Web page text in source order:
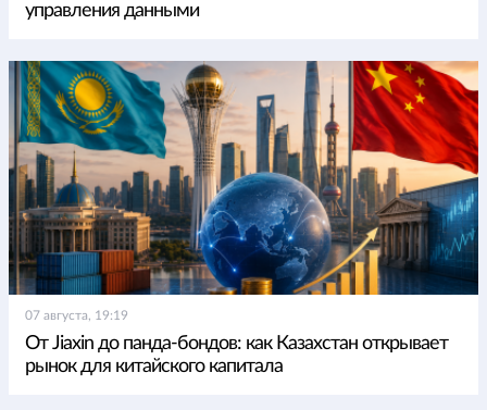
управления данными
07 августа, 19:19
От Jiaxin до панда-бондов: как Казахстан открывает
рынок для китайского капитала